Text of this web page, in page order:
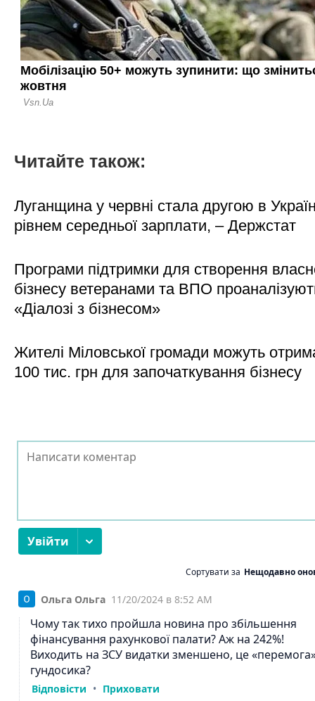
Читайте також:
Луганщина у червні стала другою в
рівнем середньої зарплати, – Держстат
Програми підтримки для створення
бізнесу ветеранами та ВПО
«Діалозі з бізнесом»
Жителі Міловської громади можуть
100 тис. грн для започаткування бізнесу